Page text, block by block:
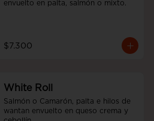
envuelto en palta, salmón o mixto.
$7.300
White Roll
Salmón o Camarón, palta e hilos de
wantan envuelto en queso crema y